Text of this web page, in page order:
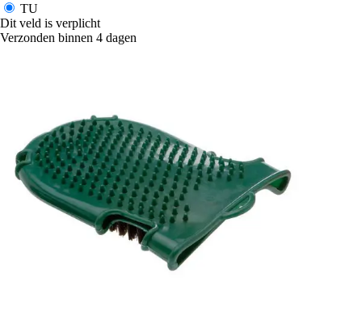
TU
Dit veld is verplicht
Verzonden binnen 4 dagen